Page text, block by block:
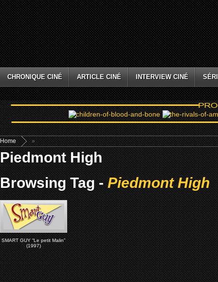
CHRONIQUE CINÉ ARTICLE CINÉ INTERVIEW CINÉ
Home »
Piedmont High
Browsing Tag -Piedmont High
SMART GUY “Le petit Malin”
(1997)